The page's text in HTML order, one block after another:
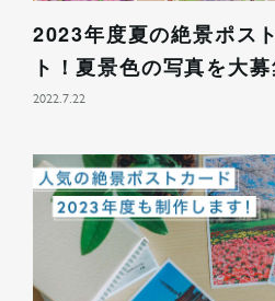
2023年度夏の絶景ポス
ト！夏景色の写真を大募
2022.7.22